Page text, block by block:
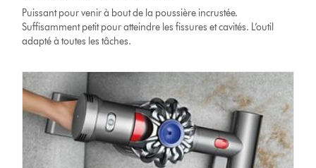
Puissant pour venir à bout de la poussière incrustée.
Suffisamment petit pour atteindre les fissures et cavités. L’outil
adapté à toutes les tâches.